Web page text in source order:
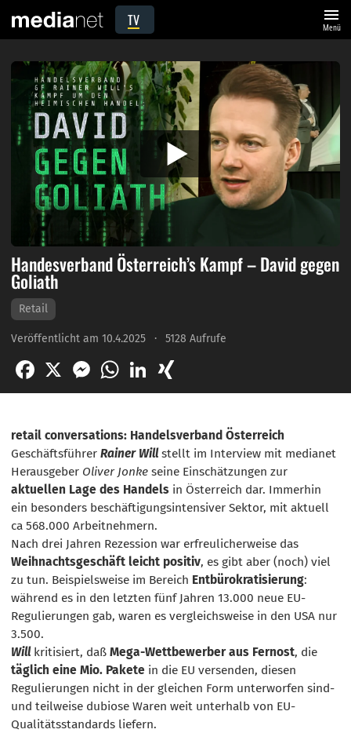
TV menu
Menü
Handesverband Österreich’s Kampf – David gegen
Goliath
Facebook MessengerWhatsAppLinkedIn
Retail
Veröffentlicht am 10.4.2025 5128 Aufrufe
retail conversations: Handelsverband Österreich
Geschäftsführer Rainer Willstellt im Interview mit medianet
Herausgeber Oliver Jonke seine Einschätzungen zur
aktuellen Lage des Handels in Österreich dar. Immerhin
ein besonders beschäftigungsintensiver Sektor, mit aktuell
ca 568.000 Arbeitnehmern.
Nach drei Jahren Rezession war erfreulicherweise das
Weihnachtsgeschäft leicht positiv, es gibt aber (noch) viel
zu tun. Beispielsweise im Bereich Entbürokratisierung:
während es in den letzten fünf Jahren 13.000 neue EU-
Regulierungen gab, waren es vergleichsweise in den USA nur
3.500.
Will kritisiert, daß Mega-Wettbewerber aus Fernost, die
täglich eine Mio. Pakete in die EU versenden, diesen
Regulierungen nicht in der gleichen Form unterworfen sind-
und teilweise dubiose Waren weit unterhalb von EU-
Qualitätsstandards liefern.